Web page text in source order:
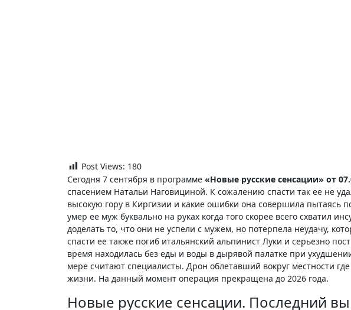
Post Views: 180
Сегодня 7 сентября в программе «Новые русские сенсации» от
спасением Натальи Наговициной. К сожалению спасти так ее не
высокую гору в Киргизии и какие ошибки она совершила пытаясь
умер ее муж буквально на руках когда того скорее всего схватил
доделать то, что они не успели с мужем, но потерпела неудачу,
спасти ее также погиб итальянский альпинист Луки и серьезно
время находилась без еды и воды в дырявой палатке при
мере считают специалисты. Дрон облетавший вокруг местности
жизни. На данный момент операция прекращена до 2026 года.
Новые русские сенсации. Последний